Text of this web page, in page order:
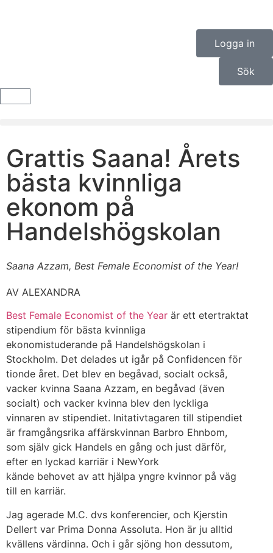
Logga in
Sök
Grattis Saana! Årets
bästa kvinnliga
ekonom på
Handelshögskolan
Saana Azzam, Best Female Economist of the Year!
AV ALEXANDRA
Best Female Economist of the Year är ett etertraktat
stipendium för bästa kvinnliga
ekonomistuderande på Handelshögskolan i
Stockholm. Det delades ut igår på Confidencen för
tionde året. Det blev en begåvad, socialt också,
vacker kvinna Saana Azzam, en begåvad (även
socialt) och vacker kvinna blev den lyckliga
vinnaren av stipendiet. Initativtagaren till stipendiet
är framgångsrika affärskvinnan Barbro Ehnbom,
som själv gick Handels en gång och just därför,
efter en lyckad karriär i NewYork
kände behovet av att hjälpa yngre kvinnor på väg
till en karriär.
Jag agerade M.C. dvs konferencier, och Kjerstin
Dellert var Prima Donna Assoluta. Hon är ju alltid
kvällens värdinna. Och i går sjöng hon dessutom,